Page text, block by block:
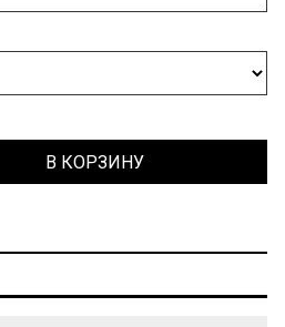
В КОРЗИНУ